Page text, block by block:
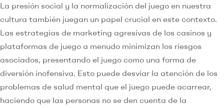
La presión social y la normalización del juego en nuestra
cultura también juegan un papel crucial en este contexto.
Las estrategias de marketing agresivas de los casinos y
plataformas de juego a menudo minimizan los riesgos
asociados, presentando el juego como una forma de
diversión inofensiva. Esto puede desviar la atención de los
problemas de salud mental que el juego puede acarrear,
haciendo que las personas no se den cuenta de la